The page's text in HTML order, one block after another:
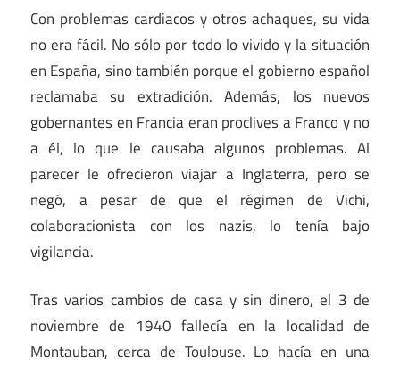
Con problemas cardiacos y otros achaques, su vida
no era fácil. No sólo por todo lo vivido y la situación
en España, sino también porque el gobierno español
reclamaba su extradición. Además, los nuevos
gobernantes en Francia eran proclives a Franco y no
a él, lo que le causaba algunos problemas. Al
parecer le ofrecieron viajar a Inglaterra, pero se
negó, a pesar de que el régimen de Vichi,
colaboracionista con los nazis, lo tenía bajo
vigilancia.
Tras varios cambios de casa y sin dinero, el 3 de
noviembre de 1940 fallecía en la localidad de
Montauban, cerca de Toulouse. Lo hacía en una